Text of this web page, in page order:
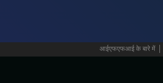
आईएफएफआई के बारे में